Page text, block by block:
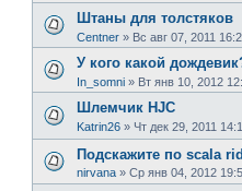
Штаны для толстяков
Centner » Вс авг 07, 2011
У кого какой
In_somni » Вт янв 10, 2012
Шлемчик HJC
Katrin26 » Чт дек 29, 2011
Подскажите по scala
nirvana » Ср янв 04, 2012